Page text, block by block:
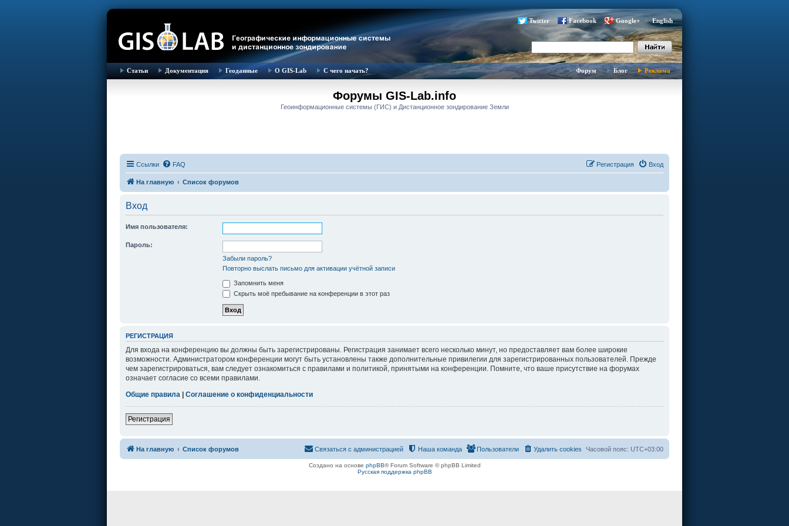
Twitter Facebook Google+ English
Статьи Документация Геоданные О GIS-Lab С чего начать? Форум Блог Реклама
Форумы GIS-Lab.info
Геоинформационные системы (ГИС) и Дистанционное зондирование Земли
Ссылки FAQ Вход
Регистрация
На главную Список форумов
Вход
Имя пользователя:
Пароль:
Забыли пароль?
Повторно выслать письмо для активации учётной записи
Запомнить меня
Скрыть моё пребывание на конференции в этот раз
РЕГИСТРАЦИЯ
Для входа на конференцию вы должны быть зарегистрированы. Регистрация занимает всего несколько минут, но предоставляет вам более широкие
возможности. Администратором конференции могут быть установлены также дополнительные привилегии для зарегистрированных пользователей. Прежде
чем зарегистрироваться, вам следует ознакомиться с правилами и политикой, принятыми на конференции. Помните, что ваше присутствие на форумах
означает согласие со всеми правилами.
Общие правила | Соглашение о конфиденциальности
Регистрация
На главную Список форумов Часовой пояс: UTC+03:00
Удалить cookies
Пользователи
Наша команда
Связаться с администрацией
Создано на основе phpBB® Forum Software © phpBB Limited
Русская поддержка phpBB